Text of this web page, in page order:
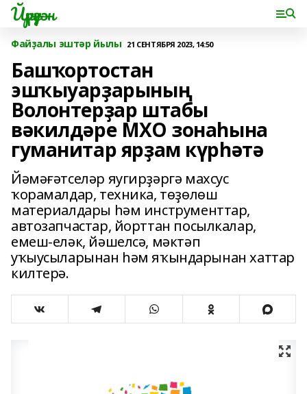
Йүрүҙән
Файҙалы эштәр йылы 21 СЕНТЯБРЯ 2023, 14:50
Башҡортостан
эшҡыуарҙарының
Волонтерҙар штабы
вәкилдәре МХО зонаһына
гуманитар ярҙам күрһәтә
Йәмәғәтселәр яугирҙәргә махсус
ҡорамалдар, техника, төҙөлөш
материалдары һәм инструменттар,
автозапчастар, йорттан посылкалар,
емеш-еләк, йәшелсә, мәктәп
уҡыусыларынан һәм яҡындарынан хаттар
килтерә.